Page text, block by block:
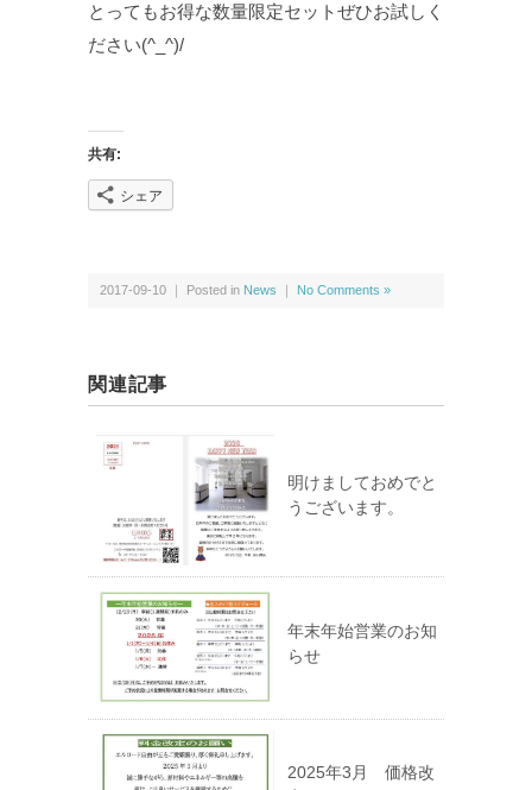
とってもお得な数量限定セットぜひお試しく
ださい(^_^)/
共有:
シェア
2017-09-10 ｜ Posted in News ｜ No Comments »
関連記事
明けましておめでと
うございます。
年末年始営業のお知
らせ
2025年3月 価格改